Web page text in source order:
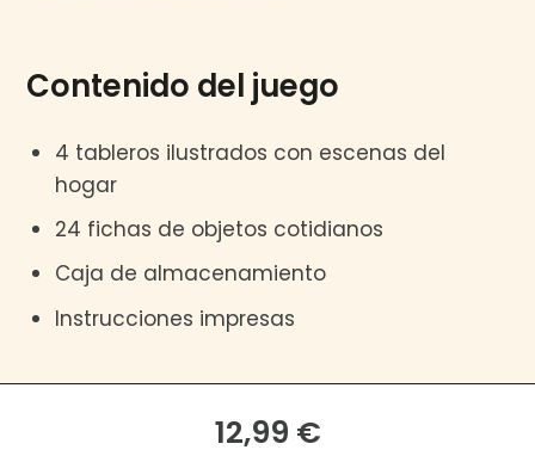
Contenido del juego
4 tableros ilustrados con escenas del
hogar
24 fichas de objetos cotidianos
Caja de almacenamiento
Instrucciones impresas
12,99 €